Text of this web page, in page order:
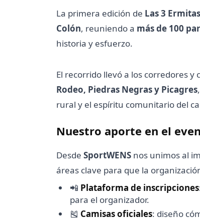
La primera edición de Las 3 Ermitas
Colón, reuniendo a más de 100
historia y esfuerzo.
El recorrido llevó a los corredores
Rodeo, Piedras Negras y Picagres
rural y el espíritu comunitario del
Nuestro aporte en el
Desde SportWENS nos unimos al
áreas clave para que la
📲 Plataforma de inscripciones
para el organizador.
🎽 Camisas oficiales: diseño